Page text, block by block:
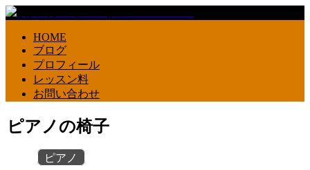
HOME
ブログ
プロフィール
レッスン料
お問い合わせ
ピアノの椅子
ピアノ